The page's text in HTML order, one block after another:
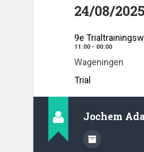
24/08/2025
9e
11:00 - 00:00
Wageningen
Trial
Jochem